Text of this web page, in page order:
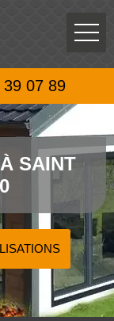
39 07 89
SAINT